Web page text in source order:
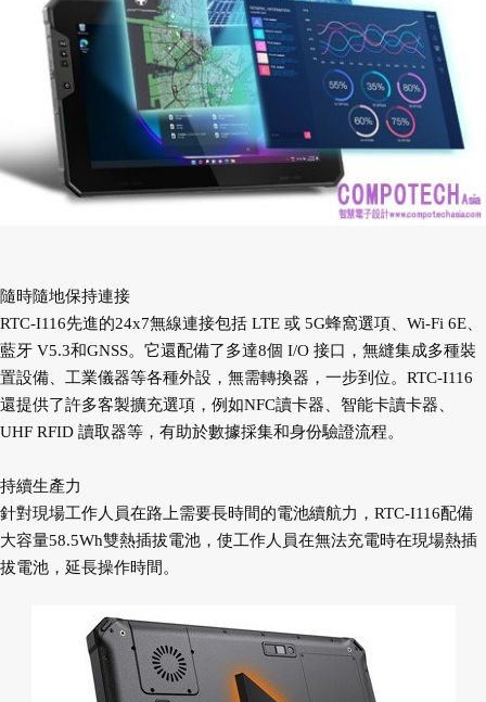
隨時隨地保持連接
RTC-I116先進的24x7無線連接包括 LTE 或 5G蜂窩選項、Wi-Fi 6E、
藍牙 V5.3和GNSS。它還配備了多達8個 I/O 接口，無縫集成多種裝
置設備、工業儀器等各種外設，無需轉換器，一步到位。RTC-I116
還提供了許多客製擴充選項，例如NFC讀卡器、智能卡讀卡器、
UHF RFID 讀取器等，有助於數據採集和身份驗證流程。
持續生產力
針對現場工作人員在路上需要長時間的電池續航力，RTC-I116配備
大容量58.5Wh雙熱插拔電池，使工作人員在無法充電時在現場熱插
拔電池，延長操作時間。